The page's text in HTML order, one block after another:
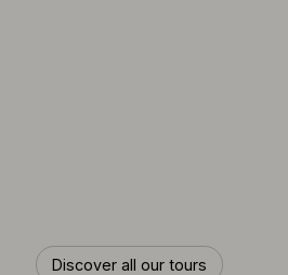
Discover all our tours